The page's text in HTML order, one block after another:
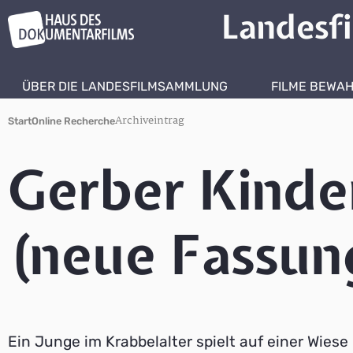
ÜBER DIE LANDESFILMSAMMLUNG FILME
StartOnline RechercheArchiveintrag
Gerber
(neue
Ein Junge im Krabbelalter spielt auf einer